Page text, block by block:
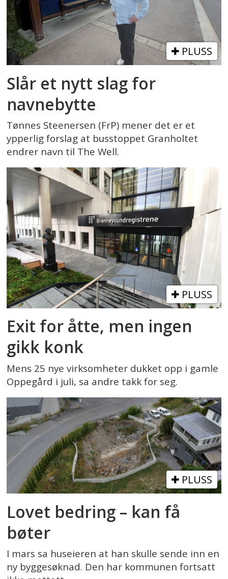
PLUSS
Slår et nytt slag for
navnebytte
Tønnes Steenersen (FrP) mener det er et
ypperlig forslag at busstoppet Granholtet
endrer navn til The Well.
PLUSS
Exit for åtte, men ingen
gikk konk
Mens 25 nye virksomheter dukket opp i gamle
Oppegård i juli, sa andre takk for seg.
PLUSS
Lovet bedring – kan få
bøter
I mars sa huseieren at han skulle sende inn en
ny byggesøknad. Den har kommunen fortsatt